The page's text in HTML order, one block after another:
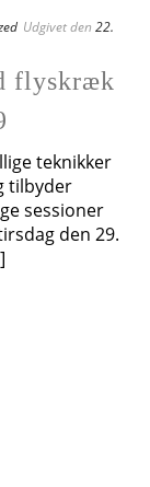
Udgivet den 22.
flyskræk
teknikker
tilbyder
sessioner
den 29.